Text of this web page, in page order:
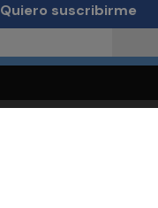
Quiero suscribirme